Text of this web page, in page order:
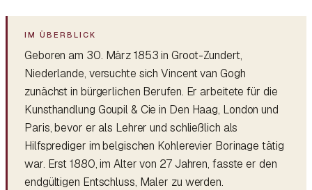
Geboren am 30. März 1853 in Groot-Zundert,
Niederlande, versuchte sich Vincent van Gogh
zunächst in bürgerlichen Berufen. Er arbeitete für die
Kunsthandlung Goupil & Cie in Den Haag, London und
Paris, bevor er als Lehrer und schließlich als
Hilfsprediger im belgischen Kohlerevier Borinage tätig
war. Erst 1880, im Alter von 27 Jahren, fasste er den
endgültigen Entschluss, Maler zu werden.